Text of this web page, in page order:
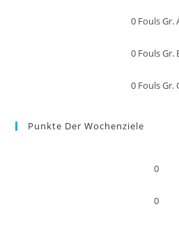
0 Fouls Gr.
0 Fouls Gr.
0 Fouls Gr.
Punkte Der Wochenziele
0
0